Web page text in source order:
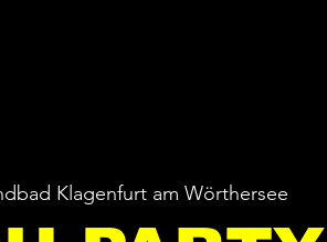
Klagenfurt am Wörthersee